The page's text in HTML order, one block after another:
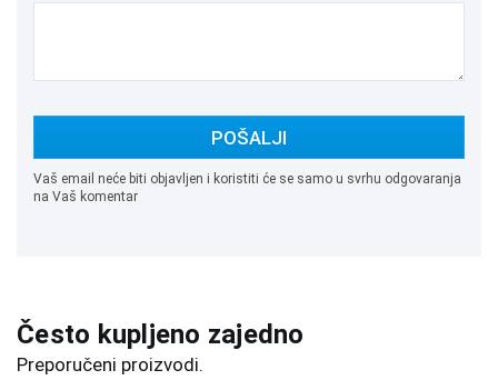
POŠALJI
Vaš email neće biti objavljen i koristiti će se samo u svrhu odgovaranja
na Vaš komentar
Često kupljeno zajedno
Preporučeni proizvodi.